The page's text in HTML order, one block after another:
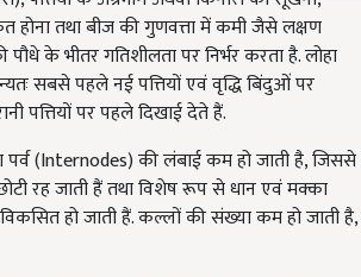
होना तथा बीज की गुणवत्ता में कमी जैसे लक्षण
के भीतर गतिशीलता पर निर्भर करता है. लोहा
सबसे पहले नई पत्तियों एवं वृद्धि बिंदुओं पर
पत्तियों पर पहले दिखाई देते हैं.
पर्व (Internodes) की लंबाई कम हो जाती है, जिससे
रह जाती हैं तथा विशेष रूप से धान एवं मक्का
हो जाती हैं. कल्लों की संख्या कम हो जाती है,